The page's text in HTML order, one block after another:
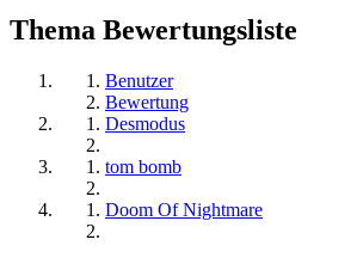
Thema Bewertungsliste
Benutzer
Bewertung
Desmodus
tom bomb
Doom Of Nightmare